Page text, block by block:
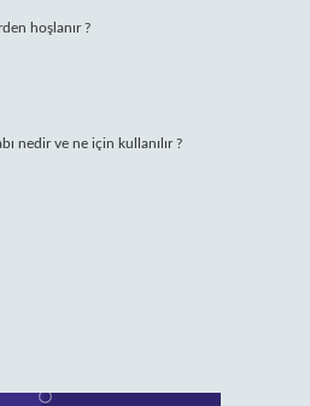
hoşlanır ?
nedir ve ne için kullanılır ?